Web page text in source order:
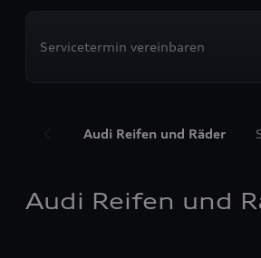
Servicetermin vereinbaren
Audi Reifen und Räder
Audi Reifen und